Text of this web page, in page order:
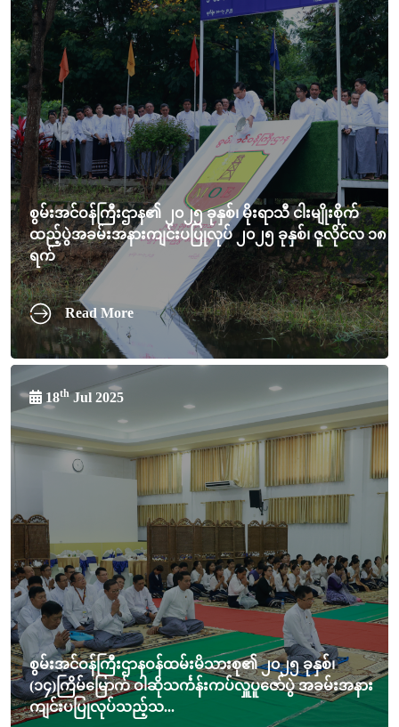
စွမ်းအင်ဝန်ကြီးဌာန၏ ၂၀၂၅ ခုနှစ်၊ မိုးရာသီ ငါးမျိုးစိုက်
ထည့်ပွဲအခမ်းအနားကျင်းပပြုလုပ် ၂၀၂၅ ခုနှစ်၊ ဇူလိုင်လ ၁၈
ရက်
Read More
18thJul 2025
စွမ်းအင်ဝန်ကြီးဌာနဝန်ထမ်းမိသားစု၏ ၂၀၂၅ ခုနှစ်၊
(၁၄)ကြိမ်မြောက် ဝါဆိုသင်္ကန်းကပ်လှူပူဇော်ပွဲ အခမ်းအနား
ကျင်းပပြုလုပ်သည့်သ...